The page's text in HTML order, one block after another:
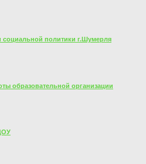
политики г.Шумерля
образовательной организации